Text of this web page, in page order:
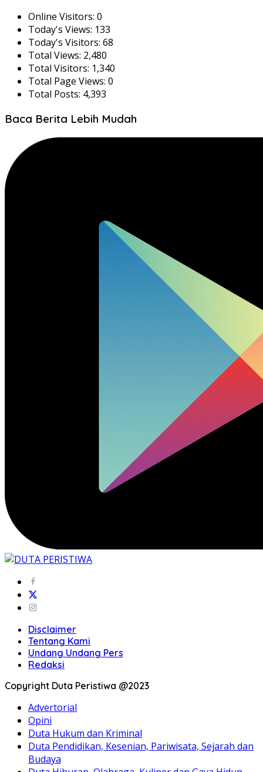
Online Visitors: 0
Today's Views: 133
Today's Visitors: 68
Total Views: 2,480
Total Visitors: 1,340
Total Page Views: 0
Total Posts: 4,393
Baca Berita Lebih Mudah
Disclaimer
Tentang Kami
Undang Undang Pers
Redaksi
Copyright Duta Peristiwa @2023
Advertorial
Opini
Duta Hukum dan Kriminal
Duta Pendidikan, Kesenian, Pariwisata, Sejarah dan
Budaya